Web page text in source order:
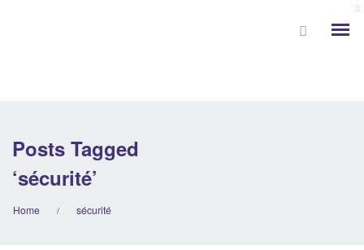
Posts Tagged
‘sécurité’
Home / sécurité